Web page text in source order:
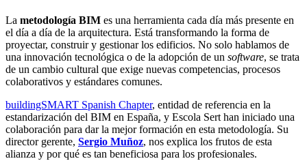
La metodología BIM es una herramienta cada día más presente en
el día a día de la arquitectura. Está transformando la forma de
proyectar, construir y gestionar los edificios. No solo hablamos de
una innovación tecnológica o de la adopción de un software, se trata
de un cambio cultural que exige nuevas competencias, procesos
colaborativos y estándares comunes.
buildingSMART Spanish Chapter, entidad de referencia en la
estandarización del BIM en España, y Escola Sert han iniciado una
colaboración para dar la mejor formación en esta metodología. Su
director gerente, Sergio Muñoz, nos explica los frutos de esta
alianza y por qué es tan beneficiosa para los profesionales.